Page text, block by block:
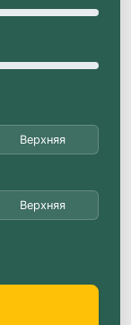
Верхняя
Верхняя